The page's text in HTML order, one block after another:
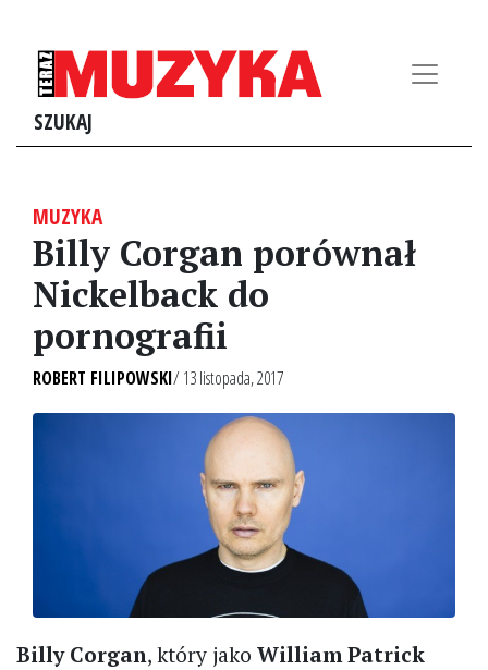
SZUKAJ
MUZYKA
Billy Corgan porównał
Nickelback do
pornografii
ROBERT FILIPOWSKI/ 13 listopada, 2017
Billy Corgan, który jako William Patrick